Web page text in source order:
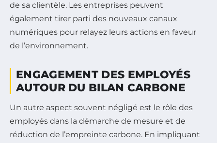
de sa clientèle. Les entreprises peuvent
également tirer parti des nouveaux canaux
numériques pour relayez leurs actions en faveur
de l’environnement.
ENGAGEMENT DES EMPLOYÉS
AUTOUR DU BILAN CARBONE
Un autre aspect souvent négligé est le rôle des
employés dans la démarche de mesure et de
réduction de l’empreinte carbone. En impliquant